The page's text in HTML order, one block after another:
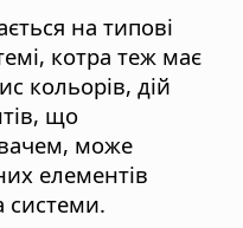
на типові
котра теж має
кольорів, дій
що
може
елементів
системи.